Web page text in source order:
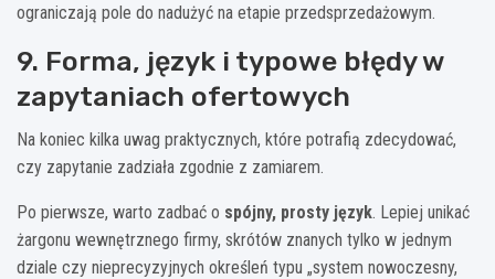
ograniczają pole do nadużyć na etapie przedsprzedażowym.
9. Forma, język i typowe błędy w
zapytaniach ofertowych
Na koniec kilka uwag praktycznych, które potrafią zdecydować,
czy zapytanie zadziała zgodnie z zamiarem.
Po pierwsze, warto zadbać o spójny, prosty język. Lepiej unikać
żargonu wewnętrznego firmy, skrótów znanych tylko w jednym
dziale czy nieprecyzyjnych określeń typu „system nowoczesny,